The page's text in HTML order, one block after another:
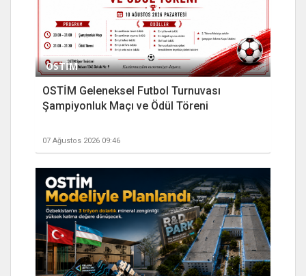
OSTİM
OSTİM Geleneksel Futbol Turnuvası
Şampiyonluk Maçı ve Ödül Töreni
07 Ağustos 2026 09:46